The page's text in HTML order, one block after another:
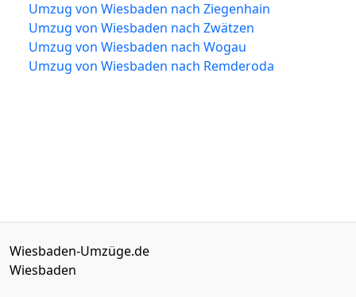
Umzug von Wiesbaden nach Ziegenhain
Umzug von Wiesbaden nach Zwätzen
Umzug von Wiesbaden nach Wogau
Umzug von Wiesbaden nach Remderoda
Wiesbaden-Umzüge.de
Wiesbaden